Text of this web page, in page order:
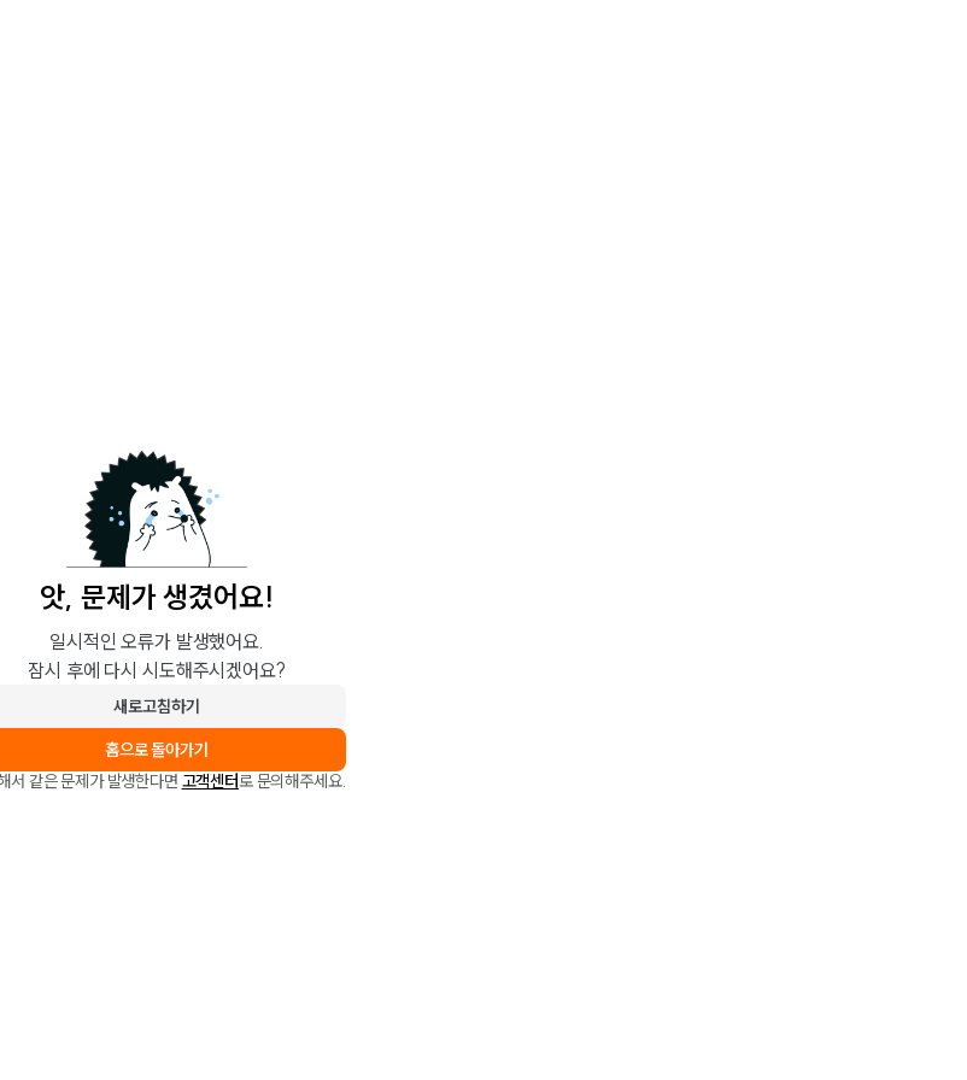
앗, 문제가 생겼어요!
일시적인 오류가 발생했어요.
잠시 후에 다시 시도해주시겠어요?
새로고침하기
홈으로 돌아가기
서 같은 문제가 발생한다면 고객센터로 문의해주세요.